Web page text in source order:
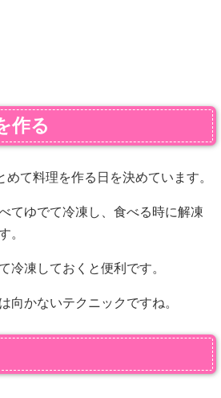
作る
めて料理を作る日を決めています。
てゆでて冷凍し、食べる時に解凍
。
冷凍しておくと便利です。
向かないテクニックですね。